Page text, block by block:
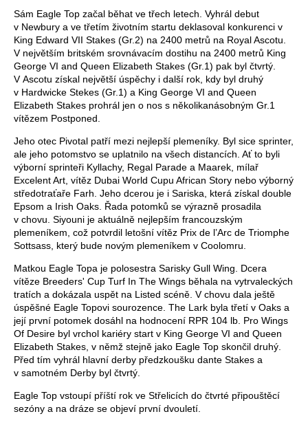
Sám Eagle Top začal běhat ve třech letech. Vyhrál debut
v Newbury a ve třetím životním startu deklasoval konkurenci v
King Edward VII Stakes (Gr.2) na 2400 metrů na Royal Ascotu.
V největším britském srovnávacím dostihu na 2400 metrů King
George VI and Queen Elizabeth Stakes (Gr.1) pak byl čtvrtý.
V Ascotu získal největší úspěchy i další rok, kdy byl druhý
v Hardwicke Stekes (Gr.1) a King George VI and Queen
Elizabeth Stakes prohrál jen o nos s několikanásobným Gr.1
vítězem Postponed.
Jeho otec Pivotal patří mezi nejlepší plemeníky. Byl sice sprinter,
ale jeho potomstvo se uplatnilo na všech distancích. Ať to byli
výborní sprinteři Kyllachy, Regal Parade a Maarek, mílař
Excelent Art, vítěz Dubai World Cupu African Story nebo výborný
středotraťaře Farh. Jeho dcerou je i Sariska, která získal double
Epsom a Irish Oaks. Řada potomků se výrazně prosadila
v chovu. Siyouni je aktuálně nejlepším francouzským
plemeníkem, což potvrdil letošní vítěz Prix de l’Arc de Triomphe
Sottsass, který bude novým plemeníkem v Coolomru.
Matkou Eagle Topa je polosestra Sarisky Gull Wing. Dcera
vítěze Breeders' Cup Turf In The Wings běhala na vytrvaleckých
tratích a dokázala uspět na Listed scéně. V chovu dala ještě
úspěšné Eagle Topovi sourozence. The Lark byla třetí v Oaks a
její první potomek dosáhl na hodnocení RPR 104 lb. Pro Wings
Of Desire byl vrchol kariéry start v King George VI and Queen
Elizabeth Stakes, v němž stejně jako Eagle Top skončil druhý.
Před tím vyhrál hlavní derby předzkoušku dante Stakes a
v samotném Derby byl čtvrtý.
Eagle Top vstoupí příští rok ve Střelicích do čtvrté připouštěcí
sezóny a na dráze se objeví první dvouletí.